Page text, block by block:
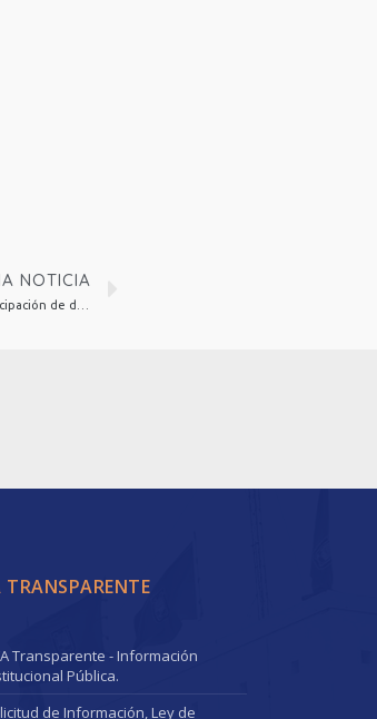
NOTICIA
TRANSPARENTE
Transparente - Información
Pública.
de Información, Ley de